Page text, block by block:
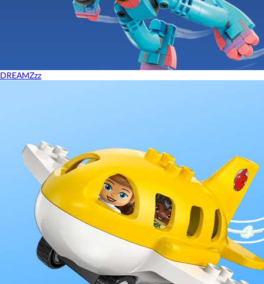
DREAMZzz